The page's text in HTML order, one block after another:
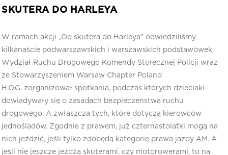
SKUTERA DO HARLEYA
W ramach akcji „Od skutera do Harleya” odwiedziliśmy
kilkanaście podwarszawskich i warszawskich podstawówek.
Wydział Ruchu Drogowego Komendy Stołecznej Policji wraz
ze Stowarzyszeniem Warsaw Chapter Poland
H.O.G. zorganizował spotkania, podczas których dzieciaki
dowiadywały się o zasadach bezpieczeństwa ruchu
drogowego. A zwłaszcza tych, które dotyczą kierowców
jednośladów. Zgodnie z prawem, już czternastolatki mogą na
nich jeździć, jeśli tylko zdobędą kategorię prawa jazdy AM. A
jeśli nie jeszcze jeżdżą skuterami, czy motorowerami, to na